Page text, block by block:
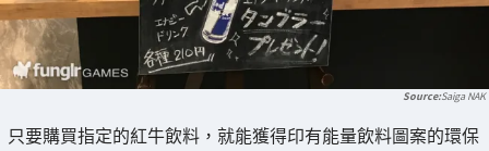
Saiga NAK
只要購買指定的紅牛飲料，就能獲得印有能量飲料圖案的環保